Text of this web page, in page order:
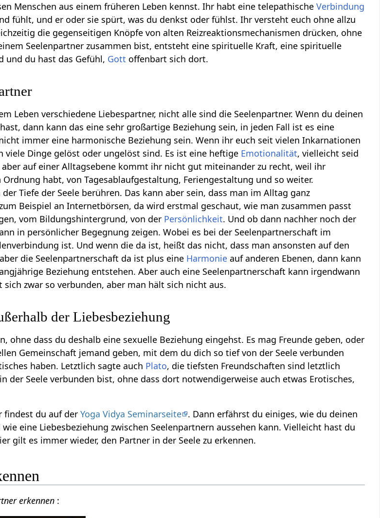
Menschen aus einem früheren Leben kennst. Ihr habt eine telepathischeVerbindung
fühlt, und er oder sie spürt, was du denkst oder fühlst. Ihr versteht euch ohne allzu
die gegenseitigen Knöpfe von alten Reizreaktionsmechanismen drücken, ohne
Seelenpartner zusammen bist, entsteht eine spirituelle Kraft, eine spirituelle
und du hast das Gefühl, Gott offenbart sich dort.
Leben verschiedene Liebespartner, nicht alle sind die Seelenpartner. Wenn du deinen
dann kann das eine sehr großartige Beziehung sein, in jeden Fall ist es eine
immer eine harmonische Beziehung sein. Wenn ihr euch seit vielen Inkarnationen
viele Dinge gelöst oder ungelöst sind. Es ist eine heftige Emotionalität, vielleicht seid
auf einer Alltagsebene kommt ihr nicht gut miteinander zu recht, weil ihr
habt, von Tagesablaufgestaltung, Feriengestaltung und so weiter.
Tiefe der Seele berühren. Das kann aber sein, dass man im Alltag ganz
Beispiel an Internetbörsen, da wird erstmal geschaut, wie man zusammen passt
vom Bildungshintergrund, von der Persönlichkeit. Und ob dann nachher noch der
in persönlicher Begegnung zeigen. Wobei es bei der Seelenpartnerschaft im
ist. Und wenn die da ist, heißt das nicht, dass man ansonsten auf den
die Seelenpartnerschaft da ist plus eine Harmonie auf anderen Ebenen, dann kann
Beziehung entstehen. Aber auch eine Seelenpartnerschaft kann irgendwann
zwar so verbunden, aber man hält sich nicht aus.
der Liebesbeziehung
ohne dass du deshalb eine sexuelle Beziehung eingehst. Es mag Freunde geben, oder
Gemeinschaft jemand geben, mit dem du dich so tief von der Seele verbunden
haben. Letztlich sagte auch Plato, die tiefsten Freundschaften sind letztlich
der Seele verbunden bist, ohne dass dort notwendigerweise auch etwas Erotisches,
findest du auf derYoga Vidya Seminarseite . Dann erfährst du einiges, wie du deinen
eine Liebesbeziehung zwischen Seelenpartnern aussehen kann. Vielleicht hast du
gilt es immer wieder, den Partner in der Seele zu erkennen.
erkennen :